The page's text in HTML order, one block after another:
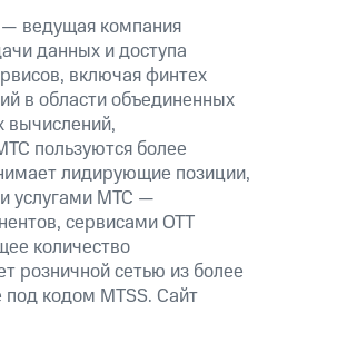
ведущая компания
данных и доступа
включая финтех
в области объединенных
вычислений,
пользуются более
лидирующие позиции,
услугами МТС —
сервисами OTT
количество
розничной сетью из более
кодом MTSS. Сайт